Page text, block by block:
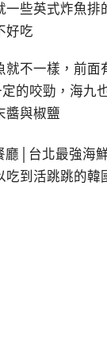
一些英式炸魚排
好吃
就不一樣，前面
的咬勁，海九
醬與椒鹽